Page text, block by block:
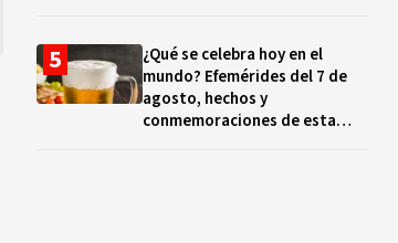
¿Qué se celebra hoy en el
mundo? Efemérides del 7 de
agosto, hechos y
conmemoraciones de esta